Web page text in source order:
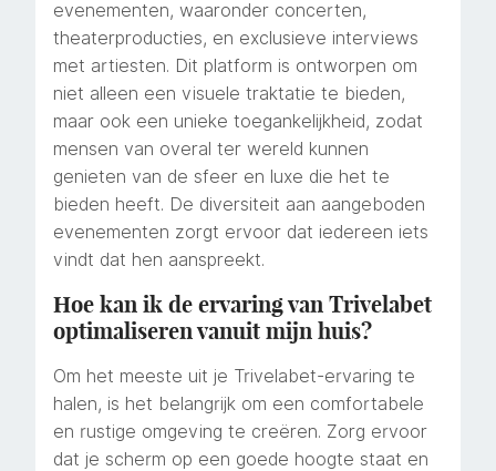
evenementen, waaronder concerten,
theaterproducties, en exclusieve interviews
met artiesten. Dit platform is ontworpen om
niet alleen een visuele traktatie te bieden,
maar ook een unieke toegankelijkheid, zodat
mensen van overal ter wereld kunnen
genieten van de sfeer en luxe die het te
bieden heeft. De diversiteit aan aangeboden
evenementen zorgt ervoor dat iedereen iets
vindt dat hen aanspreekt.
Hoe kan ik de ervaring van Trivelabet
optimaliseren vanuit mijn huis?
Om het meeste uit je Trivelabet-ervaring te
halen, is het belangrijk om een comfortabele
en rustige omgeving te creëren. Zorg ervoor
dat je scherm op een goede hoogte staat en